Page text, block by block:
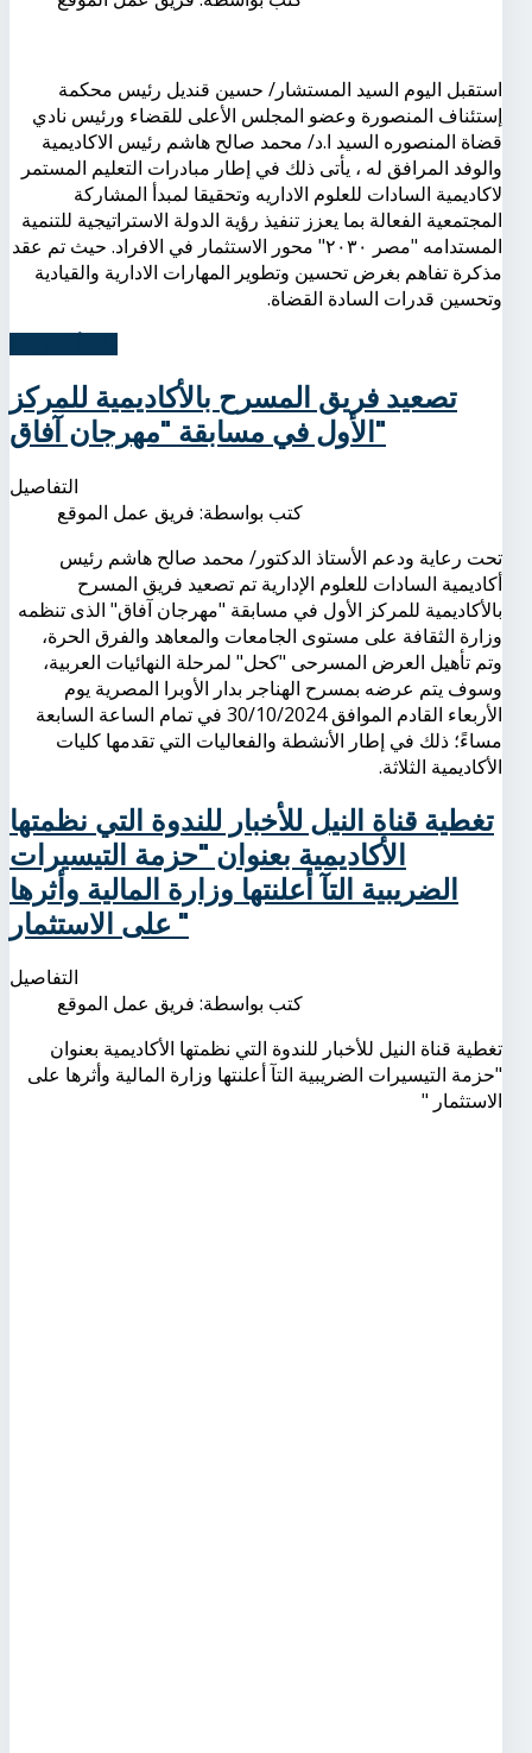
استقبل اليوم السيد المستشار/ حسين قنديل رئيس محكمة
إستئناف المنصورة وعضو المجلس الأعلى للقضاء ورئيس نادي
قضاة المنصوره السيد ا.د/ محمد صالح هاشم رئيس الاكاديمية
والوفد المرافق له ، يأتى ذلك في إطار مبادرات التعليم المستمر
لاكاديمية السادات للعلوم الاداريه وتحقيقا لمبدأ المشاركة
المجتمعية الفعالة بما يعزز تنفيذ رؤية الدولة الاستراتيجية للتنمية
المستدامه "مصر ٢٠٣٠" محور الاستثمار في الافراد. حيث تم عقد
مذكرة تفاهم بغرض تحسين وتطوير المهارات الادارية والقيادية
وتحسين قدرات السادة القضاة.
تصعيد فريق المسرح بالأكاديمية للمركز
الأول في مسابقة "مهرجان آفاق"
التفاصيل
كتب بواسطة: فريق عمل الموقع
تحت رعاية ودعم الأستاذ الدكتور/ محمد صالح هاشم رئيس
أكاديمية السادات للعلوم الإدارية تم تصعيد فريق المسرح
بالأكاديمية للمركز الأول في مسابقة "مهرجان آفاق" الذى تنظمه
وزارة الثقافة على مستوى الجامعات والمعاهد والفرق الحرة،
وتم تأهيل العرض المسرحى "كحل" لمرحلة النهائيات العربية،
وسوف يتم عرضه بمسرح الهناجر بدار الأوبرا المصرية يوم
الأربعاء القادم الموافق 30/10/2024 في تمام الساعة السابعة
مساءً؛ ذلك في إطار الأنشطة والفعاليات التي تقدمها كليات
الأكاديمية الثلاثة.
تغطية قناة النيل للأخبار للندوة التي نظمتها
الأكاديمية بعنوان "حزمة التيسيرات
الضريبية التآ أعلنتها وزارة المالية وأثرها
على الاستثمار "
التفاصيل
كتب بواسطة: فريق عمل الموقع
تغطية قناة النيل للأخبار للندوة التي نظمتها الأكاديمية بعنوان
"حزمة التيسيرات الضريبية التآ أعلنتها وزارة المالية وأثرها على
الاستثمار "